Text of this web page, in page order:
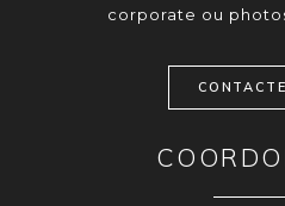
corporate ou